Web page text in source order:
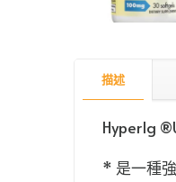
描述
HyperIg
* 是一種